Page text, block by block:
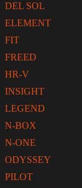
DEL SOL
ELEMENT
FIT
FREED
HR-V
INSIGHT
LEGEND
N-BOX
N-ONE
ODYSSEY
PILOT